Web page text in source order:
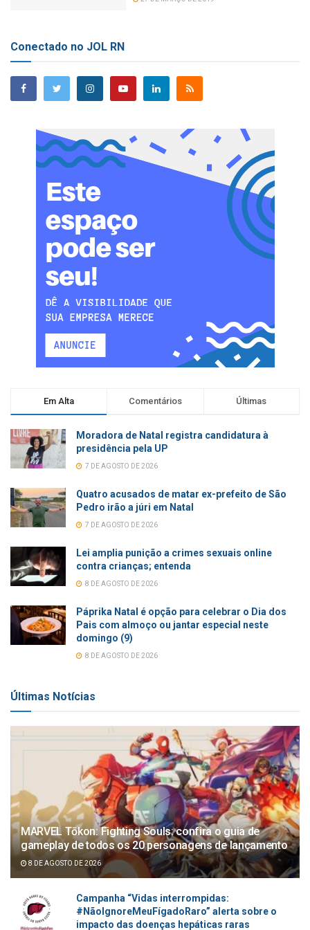
Conectado no JOL RN
Em Alta Comentários Últimas
Moradora de Natal registra candidatura à
presidência pela UP
7 DE AGOSTO DE 2026
Quatro acusados de matar ex-prefeito de São
Pedro irão a júri em Natal
7 DE AGOSTO DE 2026
Lei amplia punição a crimes sexuais online
contra crianças; entenda
8 DE AGOSTO DE 2026
Páprika Natal é opção para celebrar o Dia dos
Pais com almoço ou jantar especial neste
domingo (9)
8 DE AGOSTO DE 2026
Últimas Notícias
MARVEL Tōkon: Fighting Souls: confira o guia de
gameplay de todos os 20 personagens de lançamento
8 DE AGOSTO DE 2026
Campanha “Vidas interrompidas:
#NãoIgnoreMeuFígadoRaro” alerta sobre o
impacto das doenças hepáticas raras